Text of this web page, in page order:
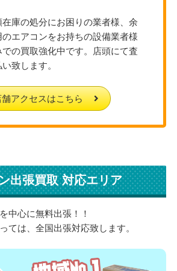
庫の処分にお困りの業者様、余
のエアコンをお持ちの設備業者様
の買取強化中です。店頭にて査
致します。
アクセスはこちら
出張買取 対応エリア
中心に無料出張！！
ては、全国出張対応致します。